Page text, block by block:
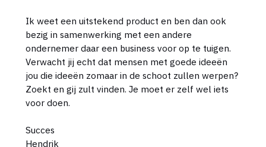
Ik weet een uitstekend product en ben dan ook
bezig in samenwerking met een andere
ondernemer daar een business voor op te tuigen.
Verwacht jij echt dat mensen met goede ideeën
jou die ideeën zomaar in de schoot zullen werpen?
Zoekt en gij zult vinden. Je moet er zelf wel iets
voor doen.
Succes
Hendrik